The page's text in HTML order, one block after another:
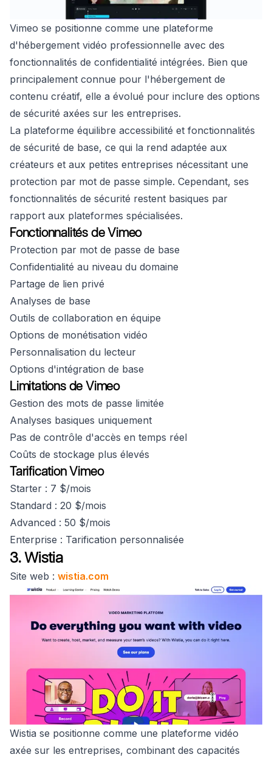
Vimeo se positionne comme une plateforme
d'hébergement vidéo professionnelle avec des
fonctionnalités de confidentialité intégrées. Bien que
principalement connue pour l'hébergement de
contenu créatif, elle a évolué pour inclure des options
de sécurité axées sur les entreprises.
La plateforme équilibre accessibilité et fonctionnalités
de sécurité de base, ce qui la rend adaptée aux
créateurs et aux petites entreprises nécessitant une
protection par mot de passe simple. Cependant, ses
fonctionnalités de sécurité restent basiques par
rapport aux plateformes spécialisées.
Fonctionnalités de Vimeo
Protection par mot de passe de base
Confidentialité au niveau du domaine
Partage de lien privé
Analyses de base
Outils de collaboration en équipe
Options de monétisation vidéo
Personnalisation du lecteur
Options d'intégration de base
Limitations de Vimeo
Gestion des mots de passe limitée
Analyses basiques uniquement
Pas de contrôle d'accès en temps réel
Coûts de stockage plus élevés
Tarification Vimeo
Starter : 7 $/mois
Standard : 20 $/mois
Advanced : 50 $/mois
Enterprise : Tarification personnalisée
3. Wistia
Site web : wistia.com
Wistia se positionne comme une plateforme vidéo
axée sur les entreprises, combinant des capacités